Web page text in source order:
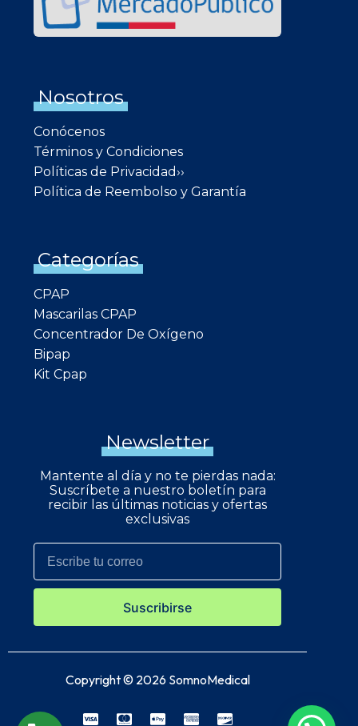
Nosotros
Conócenos
Términos y Condiciones
Políticas de Privacidad››
Política de Reembolso y Garantía
Categorías
CPAP
Mascarilas CPAP
Concentrador De Oxígeno
Bipap
Kit Cpap
Newsletter
Mantente al día y no te pierdas nada:
Suscríbete a nuestro boletín para
recibir las últimas noticias y ofertas
exclusivas
Suscribirse
Copyright © 2026 SomnoMedical